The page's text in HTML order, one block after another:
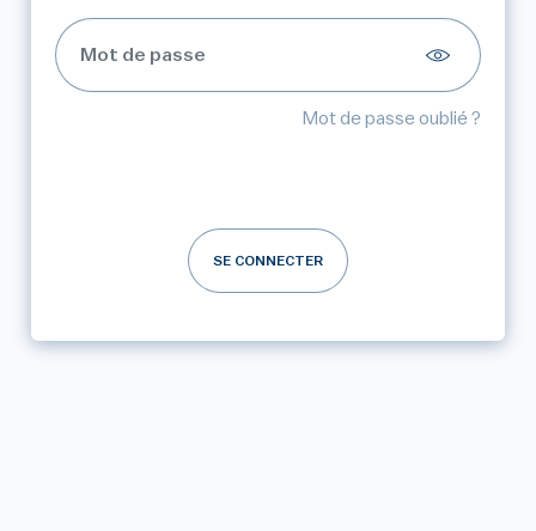
Mot de passe oublié ?
SE CONNECTER